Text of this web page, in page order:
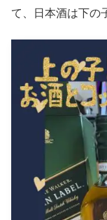
て、日本酒は下の